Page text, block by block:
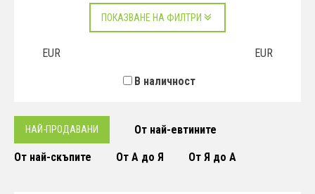
ПОКАЗВАНЕ НА ФИЛТРИ
EUR EUR
В наличност
НАЙ-ПРОДАВАНИ От най-евтините
От най-скъпите От А до Я От Я до А